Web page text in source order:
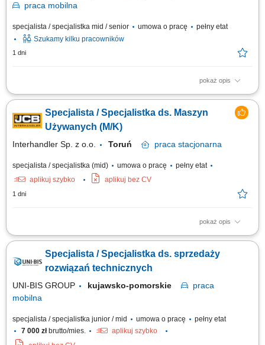
praca mobilna
specjalista / specjalistka mid / senior umowa o pracę
pełny etat
Szukamy kilku pracowników
1 dni
pokaż opis
Teren pracy: 2-3 powiaty Twoja Misja: Budowanie partnerskich relacji z
rozwiązań wspierających efektywność gospodarstw; Osiąganie celów
sprzedażowych z zachowaniem jakości obsługi;
Specjalista / Specjalistka ds. Maszyn
Używanych (M/K)
Interhandler Sp. z o.o. Toruń praca stacjonarna
specjalista / specjalistka (mid) umowa o pracę
pełny etat
aplikuj szybko
aplikuj bez CV
1 dni
pokaż opis
Kogo szukamy: Poszukujemy Specjalisty/Specjalistki ds. Maszyn
zagadnieniami technicznymi. Zadania: Zarządzanie ofertą maszyn
używanych – analiza, wycena, comiesięczna aktualizacja oferty;
Specjalista / Specjalistka ds. sprzedaży
rozwiązań technicznych
UNI-BIS GROUP kujawsko-pomorskie
praca
mobilna
specjalista / specjalistka junior / mid umowa o pracę
pełny etat
7 000 złbrutto/mies.
aplikuj szybko